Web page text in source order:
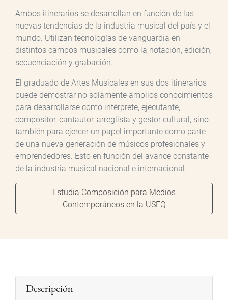
Ambos itinerarios se desarrollan en función de las
nuevas tendencias de la industria musical del país y el
mundo. Utilizan tecnologías de vanguardia en
distintos campos musicales como la notación, edición,
secuenciación y grabación.
El graduado de Artes Musicales en sus dos itinerarios
puede demostrar no solamente amplios conocimientos
para desarrollarse como intérprete, ejecutante,
compositor, cantautor, arreglista y gestor cultural, sino
también para ejercer un papel importante como parte
de una nueva generación de músicos profesionales y
emprendedores. Esto en función del avance constante
de la industria musical nacional e internacional.
Estudia Composición para Medios
Contemporáneos en la USFQ
Descripción